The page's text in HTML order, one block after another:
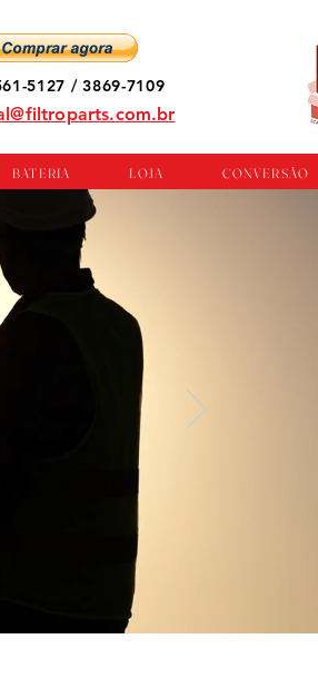
5127 / 3869-7109
BATERIA LOJA CONVERSÃO